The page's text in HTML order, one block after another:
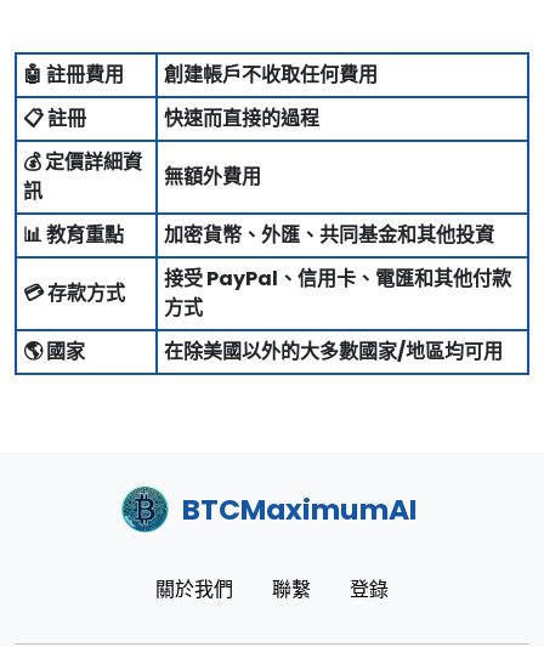
🤖 註冊費用
創建帳戶不收取任何費用
📋 註冊
快速而直接的過程
💰 定價詳細資
訊
無額外費用
📊 教育重點 加密貨幣、外匯、共同基金和其他投資
💳 存款方式
接受 PayPal、信用卡、電匯和其他付款
方式
🌎 國家
在除美國以外的大多數國家/地區均可用
BTCMaximumAI
關於我們 聯繫 登錄